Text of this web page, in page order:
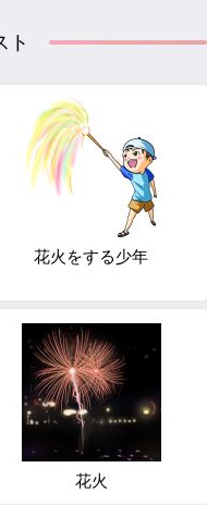
ト
花火をする少年
花火